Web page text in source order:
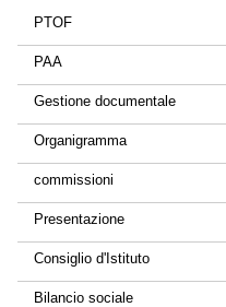
PTOF
PAA
Gestione documentale
Organigramma
commissioni
Presentazione
Consiglio d'Istituto
Bilancio sociale